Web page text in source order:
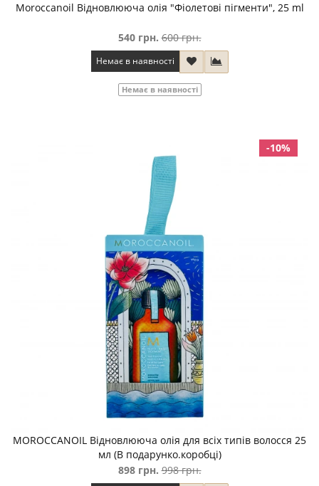
Moroccanoil Відновлююча олія "Фіолетові пігменти", 25 ml
540 грн. 600 грн.
Немає в наявності
Немає в наявності
-10%
MOROCCANOIL Відновлююча олія для всіх типів волосся 25
мл (В подарунко.коробцi)
898 грн. 998 грн.